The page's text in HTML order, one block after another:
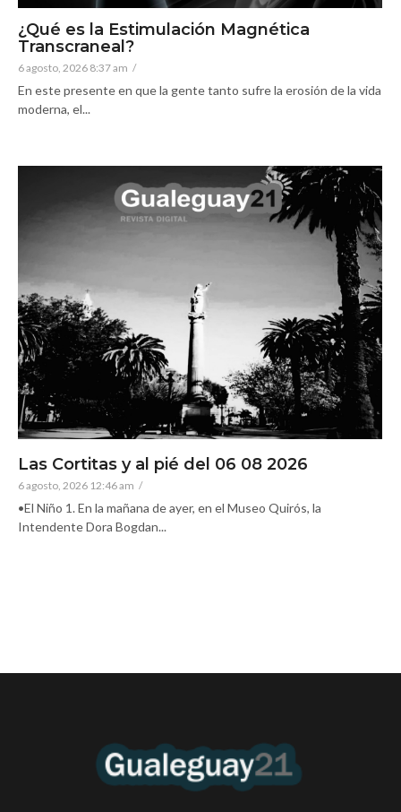
¿Qué es la Estimulación Magnética
Transcraneal?
6 agosto, 2026 8:37 am /
En este presente en que la gente tanto sufre la erosión de la vida
moderna, el...
Las Cortitas y al pié del 06 08 2026
6 agosto, 2026 12:46 am /
•El Niño 1. En la mañana de ayer, en el Museo Quirós, la
Intendente Dora Bogdan...